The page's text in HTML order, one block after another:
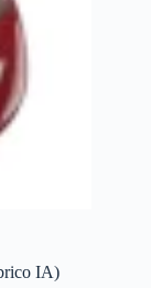
IA)